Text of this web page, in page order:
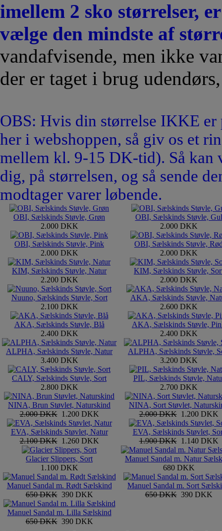
imellem 2 sko størrelser,
vælge den mindste af
vandafvisende, men ikke
der er taget i brug
OBS: Hvis din størrelse IKKE er
her i webshoppen, så giv os et
mellem kl. 9-15 DK-tid). Så kan
dig, på størrelsen, og så sende
modtager varer løbende.
OBI, Sælskinds Støvle, Grøn
2.000 DKK
OBI, Sælskinds Støvle, Gul
2.000 DKK
OBI, Sælskinds Støvle, Pink
2.000 DKK
OBI, Sælskinds Støvle,
2.000 DKK
KIM, Sælskinds Støvle, Natur
2.200 DKK
KIM, Sælskinds Støvle,
2.000 DKK
Nuuno, Sælskinds Støvle, Sort
2.100 DKK
AKA, Sælskinds Støvle,
2.600 DKK
AKA, Sælskinds Støvle, Blå
2.400 DKK
AKA, Sælskinds Støvle,
2.400 DKK
ALPHA, Sælskinds Støvle, Natur
3.400 DKK
ALPHA, Sælskinds Støvle,
3.200 DKK
CALY, Sælskinds Støvle, Sort
2.800 DKK
PIL, Sælskinds Støvle,
2.700 DKK
NINA, Brun Støvlet, Naturskind
2.000 DKK 1.200 DKK
NINA, Sort Støvlet,
2.000 DKK 1.200 DKK
EVA, Sælskinds Støvlet, Natur
2.100 DKK 1.260 DKK
EVA, Sælskinds Støvlet,
1.900 DKK 1.140 DKK
Glacier Slippers, Sort
1.100 DKK
Manuel Sandal m. Natur
680 DKK
Manuel Sandal m. Rødt Sælskind
650 DKK 390 DKK
Manuel Sandal m. Sort
650 DKK 390 DKK
Manuel Sandal m. Lilla Sælskind
650 DKK 390 DKK